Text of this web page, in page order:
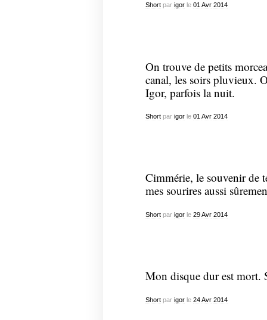
Shortpar igorle 01 Avr 2014
On trouve de petits
canal, les soirs pluvieux.
Igor, parfois la nuit.
Shortpar igorle 01 Avr 2014
Cimmérie, le souvenir de
mes sourires aussi
Shortpar igorle 29 Avr 2014
Mon disque dur est mort.
Shortpar igorle 24 Avr 2014